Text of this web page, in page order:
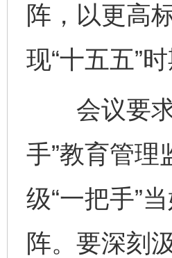
阵，以更高
现“十五五”
会议要求
手”教育管
级“一把手”
阵。要深刻
网上购药对药下症？